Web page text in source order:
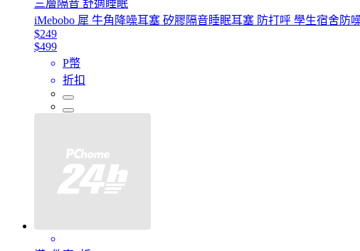
三層隔音 舒適睡眠
iMebobo 犀 牛角降噪耳塞 矽膠隔音睡眠耳塞 防打呼 學生宿舍防
$249
$499
P幣
折扣